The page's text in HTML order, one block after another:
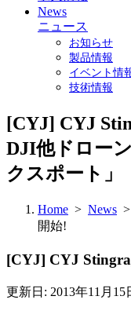
News
ニュース
お知らせ
製品情報
イベント情
技術情報
[CYJ] CYJ
DJI他ドロー
クスポート」
Home > News >
開始!
[CYJ] CYJ
更新日: 2013年11月15